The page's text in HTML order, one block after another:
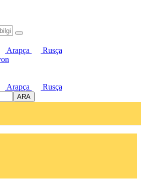
Arapça Rusça
Arapça Rusça
ARA